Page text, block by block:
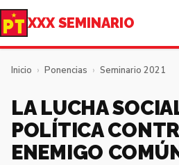
XXX SEMINARIO
Inicio › Ponencias › Seminario 2021
LA LUCHA
POLÍTICA
ENEMIGO